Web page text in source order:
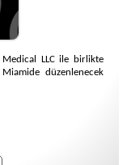
LLC ile birlikte
düzenlenecek